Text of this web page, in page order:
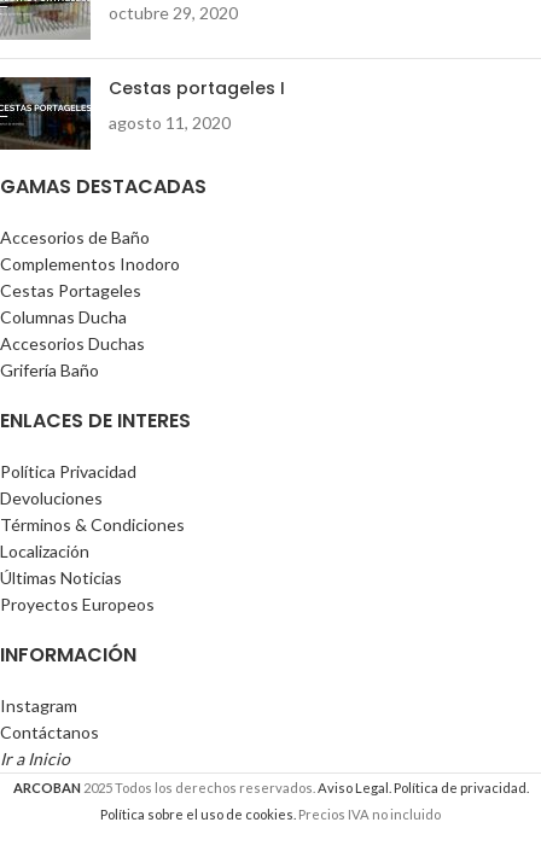
octubre 29, 2020
Cestas portageles I
agosto 11, 2020
GAMAS DESTACADAS
Accesorios de Baño
Complementos Inodoro
Cestas Portageles
Columnas Ducha
Accesorios Duchas
Grifería Baño
ENLACES DE INTERES
Política Privacidad
Devoluciones
Términos & Condiciones
Localización
Últimas Noticias
Proyectos Europeos
INFORMACIÓN
Instagram
Contáctanos
Ir a Inicio
ARCOBAN 2025 Todos los derechos reservados. Aviso Legal.
Política de privacidad.
Política sobre el uso de cookies. Precios IVA no incluido